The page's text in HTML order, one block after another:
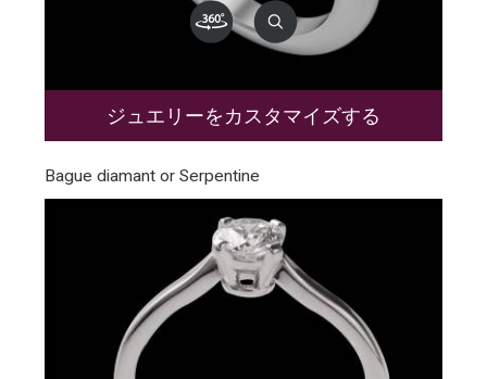
ジュエリーをカスタマイズする
Bague diamant or Serpentine